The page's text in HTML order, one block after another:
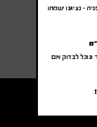
– נציגנו ישמחו
ונוכל לבדוק אם